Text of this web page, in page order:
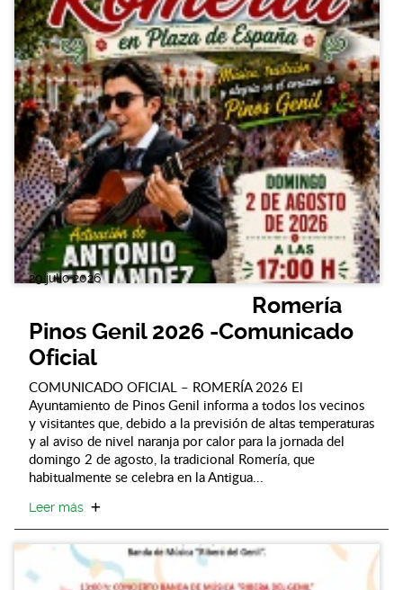
29 julio 2026
Romería
Pinos Genil 2026 -Comunicado
Oficial
COMUNICADO OFICIAL – ROMERÍA 2026 El
Ayuntamiento de Pinos Genil informa a todos los vecinos
y visitantes que, debido a la previsión de altas temperaturas
y al aviso de nivel naranja por calor para la jornada del
domingo 2 de agosto, la tradicional Romería, que
habitualmente se celebra en la Antigua...
Leer más